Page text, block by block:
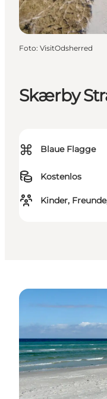
Skærby
⌘ Blaue Flagge
Kostenlos
Kinder,
Foto: VisitOdsherred